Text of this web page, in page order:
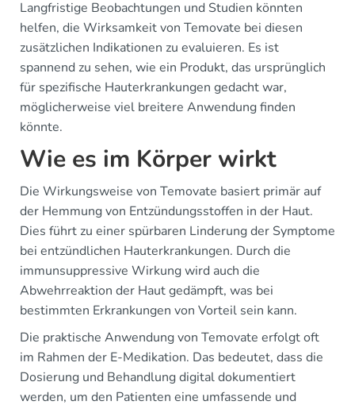
Langfristige Beobachtungen und Studien könnten
helfen, die Wirksamkeit von Temovate bei diesen
zusätzlichen Indikationen zu evaluieren. Es ist
spannend zu sehen, wie ein Produkt, das ursprünglich
für spezifische Hauterkrankungen gedacht war,
möglicherweise viel breitere Anwendung finden
könnte.
Wie es im Körper wirkt
Die Wirkungsweise von Temovate basiert primär auf
der Hemmung von Entzündungsstoffen in der Haut.
Dies führt zu einer spürbaren Linderung der Symptome
bei entzündlichen Hauterkrankungen. Durch die
immunsuppressive Wirkung wird auch die
Abwehrreaktion der Haut gedämpft, was bei
bestimmten Erkrankungen von Vorteil sein kann.
Die praktische Anwendung von Temovate erfolgt oft
im Rahmen der E-Medikation. Das bedeutet, dass die
Dosierung und Behandlung digital dokumentiert
werden, um den Patienten eine umfassende und